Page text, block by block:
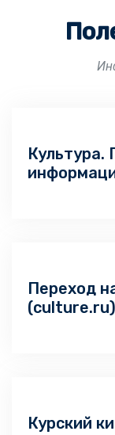
Культура.
Переход
(culture.ru)
Курский